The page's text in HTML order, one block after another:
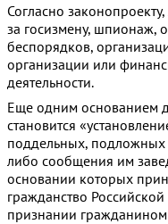
Согласно
за госизмену, шпионаж,
беспорядков,
организации или
деятельности.
Еще одним основанием
становится
поддельных, подложных
либо сообщения им
основании которых
гражданство
признании